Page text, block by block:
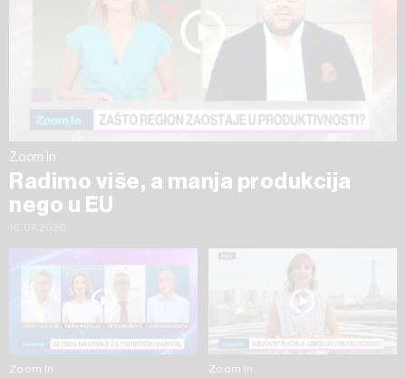
Zoom In
Radimo više, a manja produkcija
nego u EU
Zoom In Zoom In